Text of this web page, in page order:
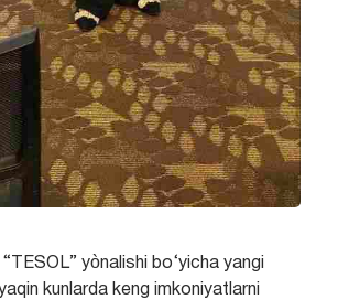
yònalishi bo‘yicha yangi
kunlarda keng imkoniyatlarni